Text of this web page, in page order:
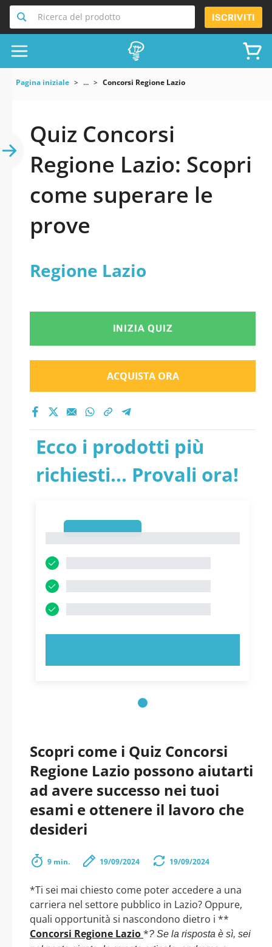
Ricerca del prodotto ISCRIVITI
Pagina iniziale ... Concorsi Regione Lazio
Quiz Concorsi
Regione Lazio: Scopri
come superare le
prove
Regione Lazio
INIZIA QUIZ
ACQUISTA ORA
Ecco i prodotti più
richiesti... Provali ora!
Scopri come i Quiz Concorsi
Regione Lazio possono aiutarti
ad avere successo nei tuoi
esami e ottenere il lavoro che
desideri
9 min. 19/09/2024 19/09/2024
*Ti sei mai chiesto come poter accedere a una
carriera nel settore pubblico in Lazio? Oppure,
quali opportunità si nascondono dietro i **
Concorsi Regione Lazio*? Se la risposta è sì, sei